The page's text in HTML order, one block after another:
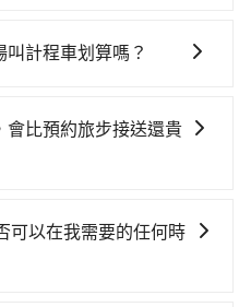
達高鐵站後，步行進站、
站、等待車站前排班的計
、車費300元後，抵達松
並到府專車接送，則
1小時9分鐘。選擇搭乘高
己開車），在北北基桃竹
外加收$3.2，從國立清華
$600~800，雖已將eTag
Yaris、Prius C、Vios這
人數超過四位，更是沒有
計程車划算嗎？
Yoxi等，如果在路邊攔不
清華大學附近的計程車
。綜合以上，無論在
是你從國立清華大學到松
會比預約旅步接送還貴
接送更貴，特別是在旅遊
因為機場計程車可能會加
以在我需要的任何時